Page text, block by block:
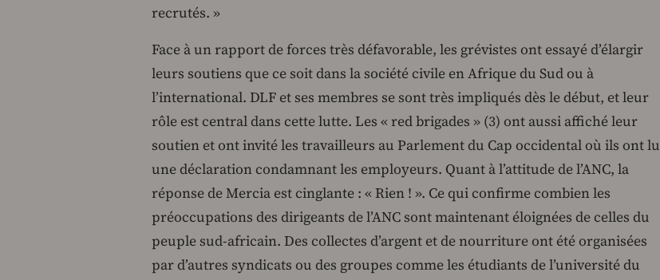
recrutés. »
Face à un rapport de forces très défavorable, les grévistes ont essayé d’élargir
leurs soutiens que ce soit dans la société civile en Afrique du Sud ou à
l’international. DLF et ses membres se sont très impliqués dès le début, et leur
rôle est central dans cette lutte. Les « red brigades » (3) ont aussi affiché leur
soutien et ont invité les travailleurs au Parlement du Cap occidental où ils ont lu
une déclaration condamnant les employeurs. Quant à l’attitude de l’ANC, la
réponse de Mercia est cinglante : « Rien ! ». Ce qui confirme combien les
préoccupations des dirigeants de l’ANC sont maintenant éloignées de celles du
peuple sud-africain. Des collectes d’argent et de nourriture ont été organisées
par d’autres syndicats ou des groupes comme les étudiants de l’université du